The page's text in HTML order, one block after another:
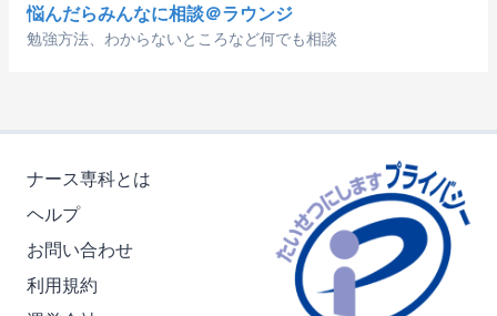
悩んだらみんなに相談＠ラウンジ
勉強方法、わからないところなど何でも相談
ナース専科とは
ヘルプ
お問い合わせ
利用規約